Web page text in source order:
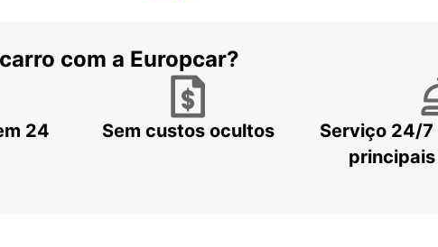
com a Europcar?
24
Sem custos ocultos
Serviço 24/7